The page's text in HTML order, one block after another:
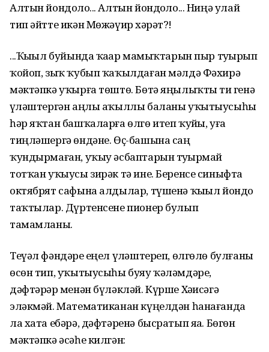
Алтын йондоҙло... Алтын йондоҙло... Ниңә улай
тип әйтте икән Мөжәүир хәҙрәт?!
...Ҡыҙыл буйында ҡаҙҙар мамыҡтарын пыр туҙҙырып
ҡойоп, зыҡ ҡубып ҡаҡылдаған мәлдә Фәхирә
мәктәпкә уҡырға төштө. Бөтә яңылыҡты тиҙ генә
үҙләштергән аңлы аҡыллы баланы уҡытыусыһы
һәр яҡтан башҡаларға өлгө итеп ҡуйҙы, уға
тиңләшергә өндәне. Өҫ-башына саң
ҡундырмаған, уҡыу әсбаптарын туҙҙырмай
тотҡан уҡыусы зирәк тә ине. Беренсе синыфта
октябрят сафына алдылар, түшенә ҡыҙыл йондоҙ
таҡтылар. Дүртенсене пионер булып
тамамланы.
Теүәл фәндәрҙе еңел үҙләштереп, өлгөлө булғаны
өсөн тип, уҡытыусыһы буяу ҡәләмдәре,
дәфтәрҙәр менән бүләкләй. Күрше Хәҙисәгә
эләкмәй. Математиканан күңелдән һанағанда
ла хата ебәрә, дәфтәренә бысратып яҙа. Бөгөн
мәктәпкә әсәһе килгән: